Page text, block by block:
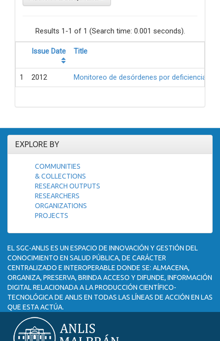
Results 1-1 of 1 (Search time: 0.001 seconds).
Issue Date Title
1 2012 Monitoreo de desórdenes por deficiencia
EXPLORE BY
COMMUNITIES
& COLLECTIONS
RESEARCH OUTPUTS
RESEARCHERS
ORGANIZATIONS
PROJECTS
EL SGC-ANLIS ES UN ESPACIO DE INNOVACIÓN Y GESTIÓN DEL
CONOCIMIENTO EN SALUD PÚBLICA, DE CARÁCTER
CENTRALIZADO E INTEROPERABLE DONDE SE: ALMACENA,
ORGANIZA, PRESERVA, BRINDA ACCESO Y DIFUNDE, INFORMACIÓN
DIGITAL RELACIONADA A LA PRODUCCIÓN CIENTÍFICO-
TECNOLÓGICA DE ANLIS EN TODAS LAS LÍNEAS DE ACCIÓN EN LAS
QUE ESTA ACTÚA.